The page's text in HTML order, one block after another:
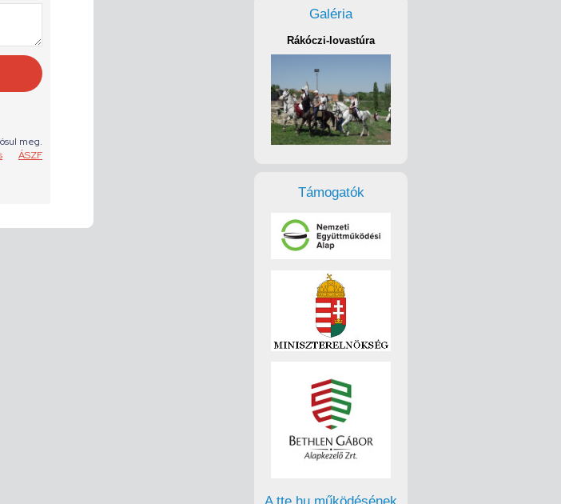
Galéria
Rákóczi-lovastúra
Támogatók